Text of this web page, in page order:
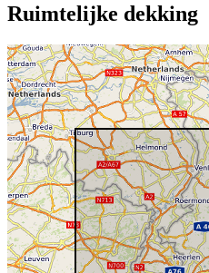
Ruimtelijke dekking